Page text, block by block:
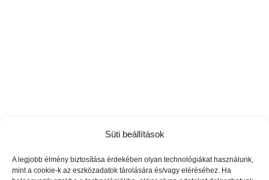
Süti beállítások
A legjobb élmény biztosítása érdekében olyan technológiákat használunk,
mint a cookie-k az eszközadatok tárolására és/vagy eléréséhez. Ha